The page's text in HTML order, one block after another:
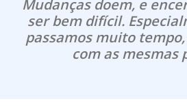
Mudanças doem, e
ser bem difícil.
passamos muito
com as mesmas